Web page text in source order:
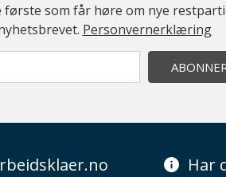
som får høre om nye
Personvernerklæring
Har